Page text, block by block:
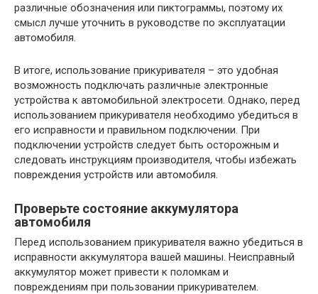
различные обозначения или пиктограммы, поэтому их
смысл лучше уточнить в руководстве по эксплуатации
автомобиля.
В итоге, использование прикуривателя – это удобная
возможность подключать различные электронные
устройства к автомобильной электросети. Однако, перед
использованием прикуривателя необходимо убедиться в
его исправности и правильном подключении. При
подключении устройств следует быть осторожным и
следовать инструкциям производителя, чтобы избежать
повреждения устройств или автомобиля.
Проверьте состояние аккумулятора
автомобиля
Перед использованием прикуривателя важно убедиться в
исправности аккумулятора вашей машины. Неисправный
аккумулятор может привести к поломкам и
повреждениям при пользовании прикуривателем.